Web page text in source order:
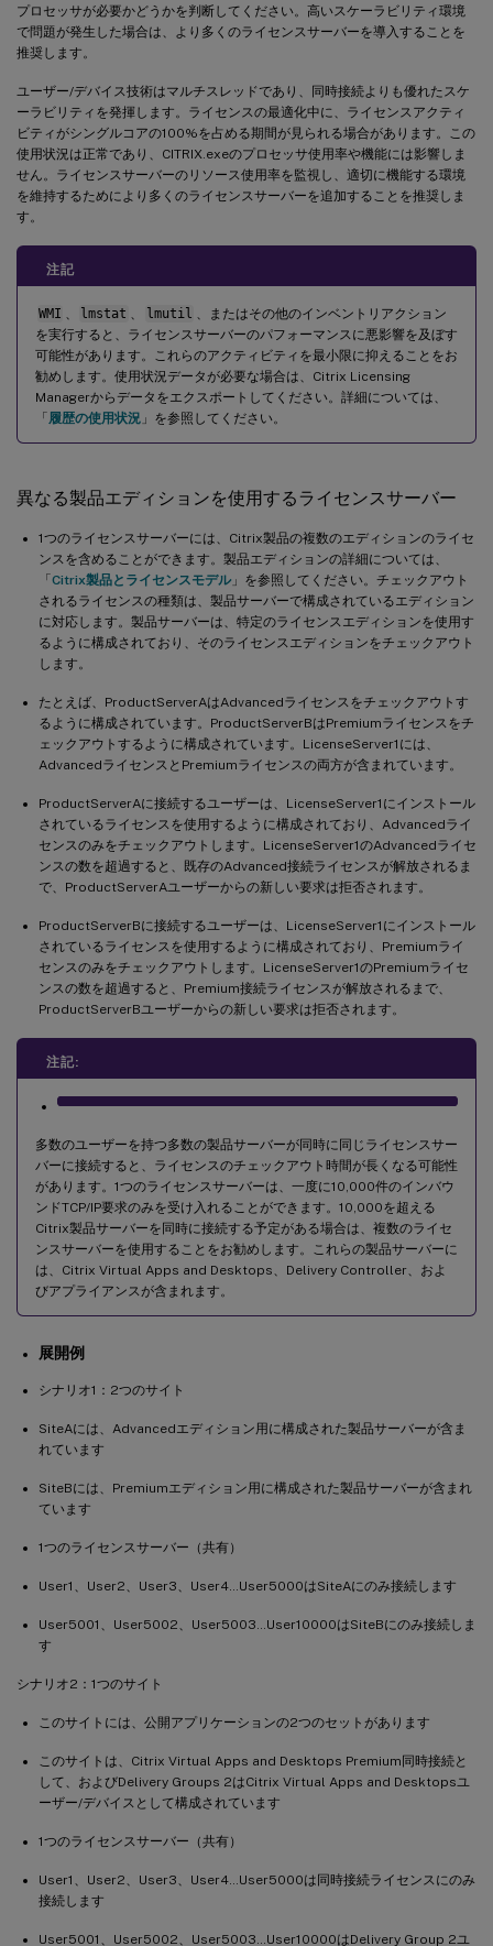
プロセッサが必要かどうかを判断してください。高いスケーラビリティ環境
で問題が発生した場合は、より多くのライセンスサーバーを導入することを
推奨します。
ユーザー/デバイス技術はマルチスレッドであり、同時接続よりも優れたスケ
ーラビリティを発揮します。ライセンスの最適化中に、ライセンスアクティ
ビティがシングルコアの100%を占める期間が見られる場合があります。この
使用状況は正常であり、CITRIX.exeのプロセッサ使用率や機能には影響しま
せん。ライセンスサーバーのリソース使用率を監視し、適切に機能する環境
を維持するためにより多くのライセンスサーバーを追加することを推奨しま
す。
注記
WMI 、 lmstat 、 lmutil 、またはその他のインベントリアクション
を実行すると、ライセンスサーバーのパフォーマンスに悪影響を及ぼす
可能性があります。これらのアクティビティを最小限に抑えることをお
勧めします。使用状況データが必要な場合は、Citrix Licensing
Managerからデータをエクスポートしてください。詳細については、
「 履歴の使用状況 」を参照してください。
異なる製品エディションを使用するライセンスサーバー
1つのライセンスサーバーには、Citrix製品の複数のエディションのライセ
ンスを含めることができます。製品エディションの詳細については、
「 Citrix製品とライセンスモデル」を参照してください。チェックアウト
されるライセンスの種類は、製品サーバーで構成されているエディション
に対応します。製品サーバーは、特定のライセンスエディションを使用す
るように構成されており、そのライセンスエディションをチェックアウト
します。
たとえば、ProductServerAはAdvancedライセンスをチェックアウトす
るように構成されています。ProductServerBはPremiumライセンスをチ
ェックアウトするように構成されています。LicenseServer1には、
AdvancedライセンスとPremiumライセンスの両方が含まれています。
ProductServerAに接続するユーザーは、LicenseServer1にインストール
されているライセンスを使用するように構成されており、Advancedライ
センスのみをチェックアウトします。LicenseServer1のAdvancedライセ
ンスの数を超過すると、既存のAdvanced接続ライセンスが解放されるま
で、ProductServerAユーザーからの新しい要求は拒否されます。
ProductServerBに接続するユーザーは、LicenseServer1にインストール
されているライセンスを使用するように構成されており、Premiumライ
センスのみをチェックアウトします。LicenseServer1のPremiumライセ
ンスの数を超過すると、Premium接続ライセンスが解放されるまで、
ProductServerBユーザーからの新しい要求は拒否されます。
注記:
多数のユーザーを持つ多数の製品サーバーが同時に同じライセンスサー
バーに接続すると、ライセンスのチェックアウト時間が長くなる可能性
があります。1つのライセンスサーバーは、一度に10,000件のインバウ
ンドTCP/IP要求のみを受け入れることができます。10,000を超える
Citrix製品サーバーを同時に接続する予定がある場合は、複数のライセ
ンスサーバーを使用することをお勧めします。これらの製品サーバーに
は、Citrix Virtual Apps and Desktops、Delivery Controller、およ
びアプライアンスが含まれます。
展開例
シナリオ1：2つのサイト
SiteAには、Advancedエディション用に構成された製品サーバーが含ま
れています
SiteBには、Premiumエディション用に構成された製品サーバーが含まれ
ています
1つのライセンスサーバー（共有）
User1、User2、User3、User4…User5000はSiteAにのみ接続します
User5001、User5002、User5003…User10000はSiteBにのみ接続しま
す
シナリオ2：1つのサイト
このサイトには、公開アプリケーションの2つのセットがあります
このサイトは、Citrix Virtual Apps and Desktops Premium同時接続と
して、およびDelivery Groups 2はCitrix Virtual Apps and Desktopsユ
ーザー/デバイスとして構成されています
1つのライセンスサーバー（共有）
User1、User2、User3、User4…User5000は同時接続ライセンスにのみ
接続します
User5001、User5002、User5003…User10000はDelivery Group 2ユ